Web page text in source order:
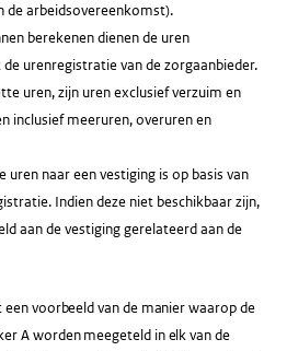
de arbeidsovereenkomst).
berekenen dienen de uren
urenregistratie van de zorgaanbieder.
uren, zijn uren exclusief verzuim en
inclusief meeruren, overuren en
uren naar een vestiging is op basis van
Indien deze niet beschikbaar zijn,
aan de vestiging gerelateerd aan de
voorbeeld van de manier waarop de
A worden meegeteld in elk van de